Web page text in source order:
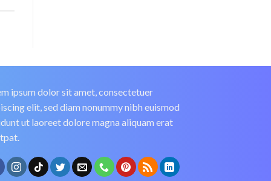
ipsum dolor sit amet, consectetuer
elit, sed diam nonummy nibh euismod
ut laoreet dolore magna aliquam erat